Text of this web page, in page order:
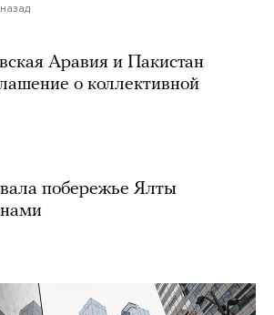
Аравия и Пакистан
о коллективной
побережье Ялты